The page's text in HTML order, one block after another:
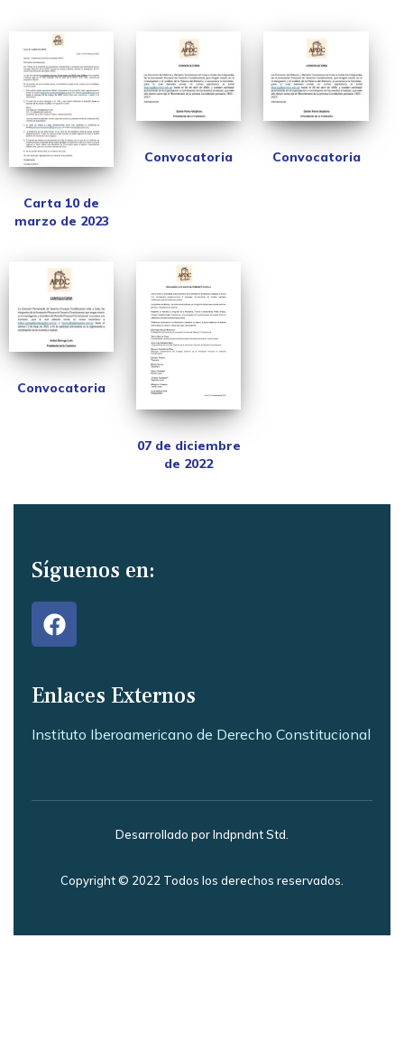
Carta 10 de
marzo de 2023
Convocatoria Convocatoria
Convocatoria
07 de diciembre
de 2022
Síguenos en:
Enlaces Externos
Instituto Iberoamericano de Derecho Constitucional
Desarrollado por Indpndnt Std.
Copyright © 2022 Todos los derechos reservados.